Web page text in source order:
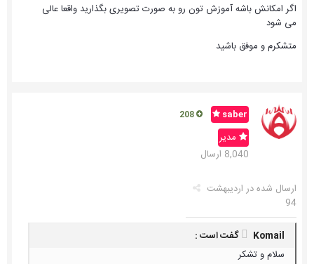
اگر امکانش باشه آموزش تون رو به صورت تصویری بگذارید واقعا عالی
می شود
متشکرم و موفق باشید
saber
مدیر
8,040 ارسال
ارسال شده در اردیبهشت
94
Komail گفت است :
سلام و تشکر